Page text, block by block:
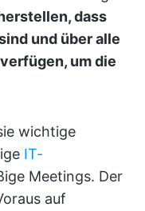
dass
und über alle
um die
wichtige
IT-
Meetings. Der
auf